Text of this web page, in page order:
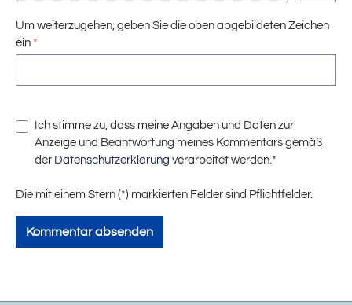
Um weiterzugehen, geben Sie die oben abgebildeten Zeichen
ein *
Ich stimme zu, dass meine Angaben und Daten zur
Anzeige und Beantwortung meines Kommentars gemäß
der Datenschutzerklärung verarbeitet werden.*
Die mit einem Stern (*) markierten Felder sind Pflichtfelder.
Kommentar absenden